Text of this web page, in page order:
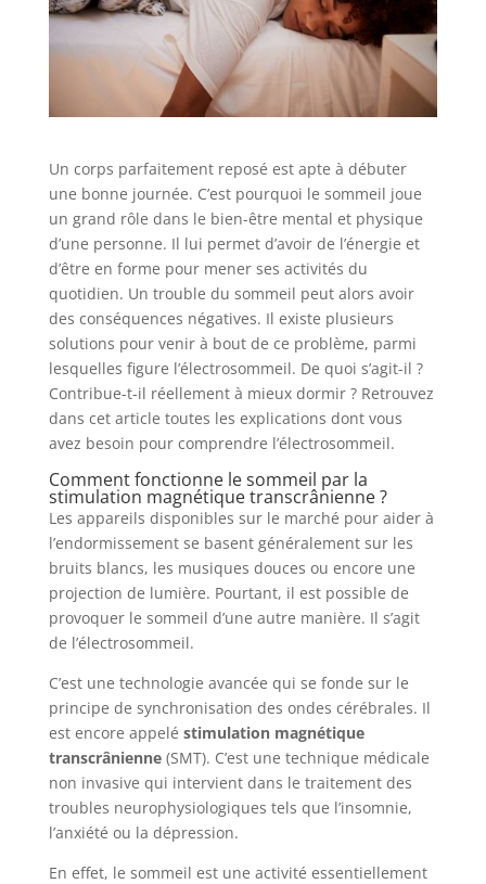
Un corps parfaitement reposé est apte à débuter
une bonne journée. C’est pourquoi le sommeil joue
un grand rôle dans le bien-être mental et physique
d’une personne. Il lui permet d’avoir de l’énergie et
d’être en forme pour mener ses activités du
quotidien. Un trouble du sommeil peut alors avoir
des conséquences négatives. Il existe plusieurs
solutions pour venir à bout de ce problème, parmi
lesquelles figure l’électrosommeil. De quoi s’agit-il ?
Contribue-t-il réellement à mieux dormir ? Retrouvez
dans cet article toutes les explications dont vous
avez besoin pour comprendre l’électrosommeil.
Comment fonctionne le sommeil par la
stimulation magnétique transcrânienne ?
Les appareils disponibles sur le marché pour aider à
l’endormissement se basent généralement sur les
bruits blancs, les musiques douces ou encore une
projection de lumière. Pourtant, il est possible de
provoquer le sommeil d’une autre manière. Il s’agit
de l’électrosommeil.
C’est une technologie avancée qui se fonde sur le
principe de synchronisation des ondes cérébrales. Il
est encore appelé stimulation magnétique
transcrânienne(SMT). C’est une technique médicale
non invasive qui intervient dans le traitement des
troubles neurophysiologiques tels que l’insomnie,
l’anxiété ou la dépression.
En effet, le sommeil est une activité essentiellement